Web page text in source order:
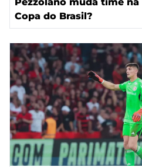
Copa do Brasil?